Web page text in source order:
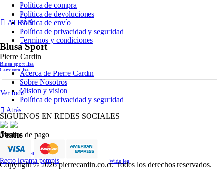
ATRÁS
Blusa Sport
Blusa sport lisa
Camiseta lisa
Ver todo
Atrás
Jeans
Skinny levanta pompis
Recto levanta pompis
Wide leg
Política de compra
Política de devoluciones
Política de envío
Política de privacidad y seguridad
Terminos y condiciones
Pierre Cardin
Acerca de Pierre Cardin
Sobre Nosotros
Mision y vision
Política de privacidad y seguridad
SIGUENOS EN REDES SOCIALES
Medios de pago
Copyright © 2026 pierrecardin.co.cr. Todos los derechos reservados.